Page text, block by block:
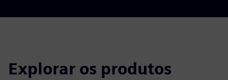
Explorar os produtos